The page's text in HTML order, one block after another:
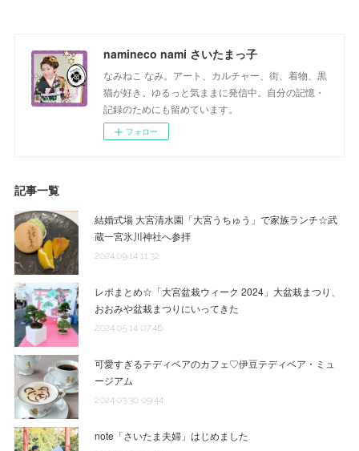
namineco nami さいたまっ子
なみねこ なみ。アート、カルチャー、街、着物、黒
猫が好き。ゆるっと気ままに発信中。自分の記憶・
記録のためにも留めています。
フォロー
記事一覧
結婚式場 大宮清水園「大宮うちゅう」で家族ランチ☆武
蔵一宮氷川神社へ参拝
2024.09.14 11:32
レポまとめ☆「大宮盆栽ウィーク 2024」大盆栽まつり、
おおみや盆栽まつりにいってきた
2024.05.14 07:46
可愛すぎるテディベアのカフェ♡伊豆テディベア・ミュ
ージアム
2024.03.30 09:44
note「さいたま夫婦」はじめました